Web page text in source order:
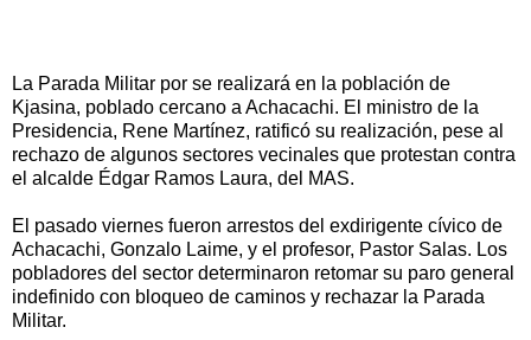
La Parada Militar por se realizará en la población de
Kjasina, poblado cercano a Achacachi. El ministro de la
Presidencia, Rene Martínez, ratificó su realización, pese al
rechazo de algunos sectores vecinales que protestan contra
el alcalde Édgar Ramos Laura, del MAS.
El pasado viernes fueron arrestos del exdirigente cívico de
Achacachi, Gonzalo Laime, y el profesor, Pastor Salas. Los
pobladores del sector determinaron retomar su paro general
indefinido con bloqueo de caminos y rechazar la Parada
Militar.